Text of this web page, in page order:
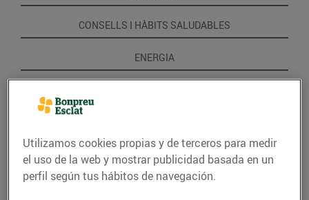
CONSELLS I HÀBITS SALUDABLES
ENERGIA
Utilizamos cookies propias y de terceros para medir
el uso de la web y mostrar publicidad basada en un
perfil según tus hábitos de navegación.